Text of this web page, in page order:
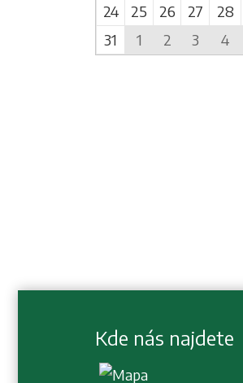
24
25 26 27 28
31
1 2 3 4
Kde nás najdete